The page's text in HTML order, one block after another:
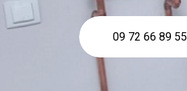
09 72 66 89 55